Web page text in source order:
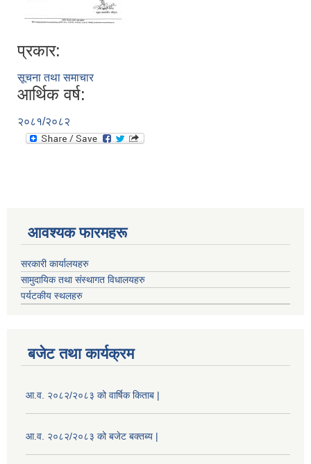
प्रकार:
सूचना तथा समाचार
आर्थिक वर्ष:
२०८१/२०८२
आवश्यक फारमहरू
सरकारी कार्यालयहरु
सामुदायिक तथा संस्थागत विधालयहरु
पर्यटकीय स्थलहरु
बजेट तथा कार्यक्रम
आ.व. २०८२/२०८३ को वार्षिक किताब |
आ.व. २०८२/२०८३ को बजेट बक्तब्य |